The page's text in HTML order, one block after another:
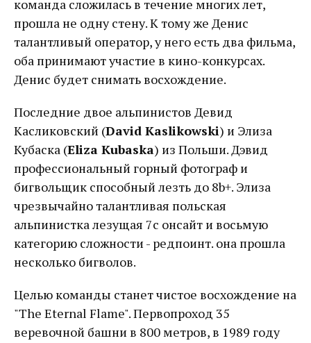
команда сложилась в течение многих лет,
прошла не одну стену. К тому же Денис
талантливый оператор, у него есть два фильма,
оба принимают участие в кино-конкурсах.
Денис будет снимать восхождение.
Последние двое альпинистов Девид
Касликовский (David Kaslikowski) и Элиза
Кубаска (Eliza Kubaska) из Польши. Дэвид
профессиональный горный фотограф и
бигвольщик способный лезть до 8b+. Элиза
чрезвычайно талантливая польская
альпинистка лезущая 7с онсайт и восьмую
категорию сложности - редпоинт. она прошла
несколько бигволов.
Целью команды станет чистое восхождение на
"The Eternal Flame". Первопроход 35
веревочной башни в 800 метров, в 1989 году